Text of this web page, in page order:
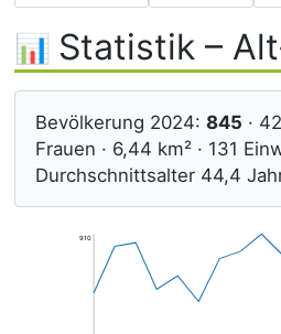
Statistik –
Bevölkerung 2024:845 ·
Frauen · 6,44 km² · 131
Durchschnittsalter 44,4
910